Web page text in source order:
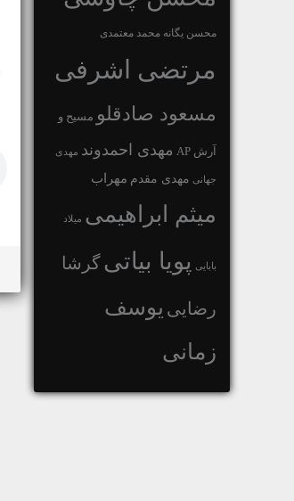
محسن یگانه محمد معتمدی
مرتضی اشرفی
مسعود صادقلو مسیح و
آرش AP مهدی احمدوند مهدی
جهانی مهدی مقدم مهراب
میثم ابراهیمی میلاد
بابایی پویا بیاتیگرشا
رضایی یوسف
زمانی